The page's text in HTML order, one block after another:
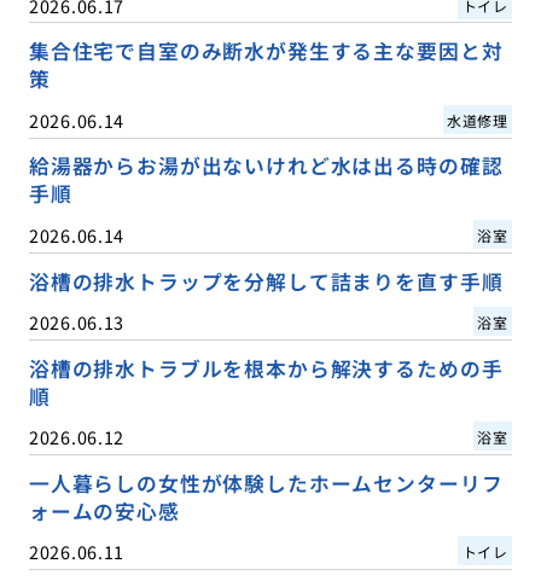
トイレ
集合住宅で自室のみ断水が発生する主な要因と対
策
2026.06.14 水道修理
給湯器からお湯が出ないけれど水は出る時の確認
手順
2026.06.14 浴室
浴槽の排水トラップを分解して詰まりを直す手順
2026.06.13 浴室
浴槽の排水トラブルを根本から解決するための手
順
2026.06.12 浴室
一人暮らしの女性が体験したホームセンターリフ
ォームの安心感
2026.06.11 トイレ